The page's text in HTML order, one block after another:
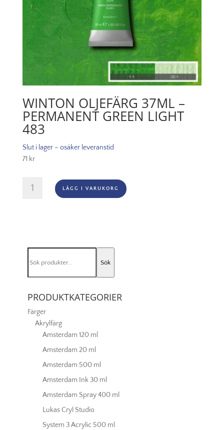
WINTON OLJEFÄRG 37ML –
PERMANENT GREEN LIGHT
483
Slut i lager – osäker leveranstid
71 kr
Oljefärg
light
483
LÄGG I VARUKORG
efter:
Sök
PRODUKTKATEGORIER
Färger
Akrylfärg
Amsterdam 120 ml
Amsterdam 20 ml
Amsterdam 500 ml
Amsterdam Ink 30 ml
Amsterdam Spray 400 ml
Lukas Cryl Studio
System 3 Acrylic 500 ml